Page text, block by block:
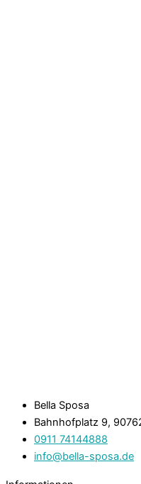
Bella Sposa
Bahnhofplatz 9,
0911 74144888
info@bella-sposa.de